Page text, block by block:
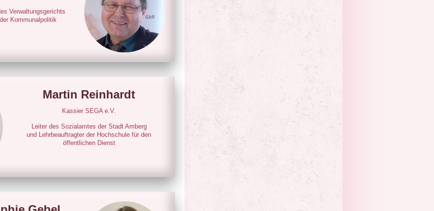
Verwaltungsgerichts
Kommunalpolitik
Martin Reinhardt
Kassier SEGA e.V.
Leiter des Sozialamtes der Stadt Amberg
und Lehrbeauftragter der Hochschule für den
öffentlichen Dienst